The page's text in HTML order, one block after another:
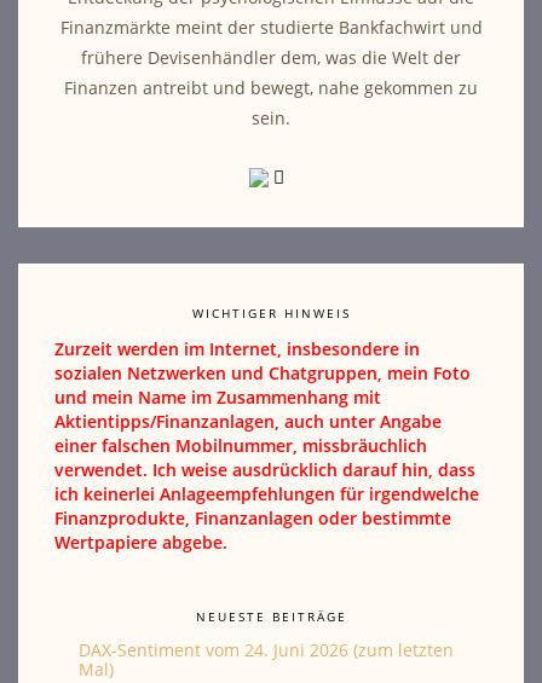
Finanzmärkte meint der studierte Bankfachwirt und
frühere Devisenhändler dem, was die Welt der
Finanzen antreibt und bewegt, nahe gekommen zu
sein.
WICHTIGER HINWEIS
Zurzeit werden im Internet, insbesondere in
sozialen Netzwerken und Chatgruppen, mein Foto
und mein Name im Zusammenhang mit
Aktientipps/Finanzanlagen, auch unter Angabe
einer falschen Mobilnummer, missbräuchlich
verwendet. Ich weise ausdrücklich darauf hin, dass
ich keinerlei Anlageempfehlungen für irgendwelche
Finanzprodukte, Finanzanlagen oder bestimmte
Wertpapiere abgebe.
NEUESTE BEITRÄGE
DAX-Sentiment vom 24. Juni 2026 (zum letzten
Mal)